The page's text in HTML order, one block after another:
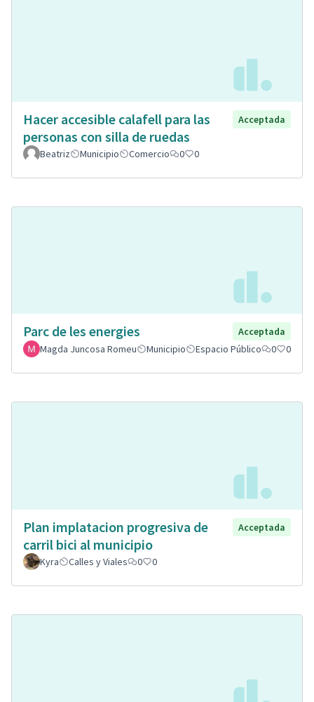
Hacer accesible calafell para las
personas con silla de ruedas
Acceptada
Beatriz Municipio Comercio 0 0
Parc de les energies
Acceptada
Magda Juncosa Romeu
Municipio Espacio Público 0 0
Plan implatacion progresiva de
carril bici al municipio
Acceptada
Kyra Calles y Viales 0 0